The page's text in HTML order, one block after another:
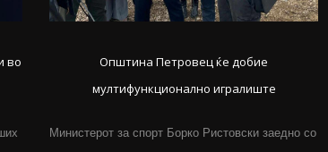
во
Општина Петровец ќе добиe
мултифункционално игралиште
Министерот за спорт Борко Ристовски заедно со